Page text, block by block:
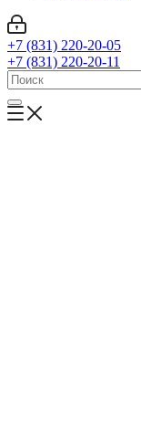
+7 (831) 220-20-05
+7 (831) 220-20-11